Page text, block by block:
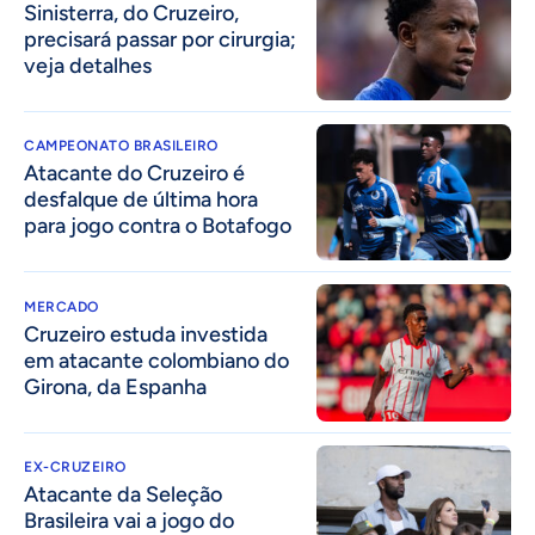
Sinisterra, do Cruzeiro,
precisará passar por cirurgia;
veja detalhes
CAMPEONATO BRASILEIRO
Atacante do Cruzeiro é
desfalque de última hora
para jogo contra o Botafogo
MERCADO
Cruzeiro estuda investida
em atacante colombiano do
Girona, da Espanha
EX-CRUZEIRO
Atacante da Seleção
Brasileira vai a jogo do